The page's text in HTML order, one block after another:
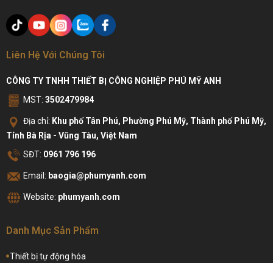
Liên Hệ Với Chúng Tôi
CÔNG TY TNHH THIẾT BỊ CÔNG NGHIỆP PHÚ MỸ ANH
MST: 3502479984
Địa chỉ: Khu phố Tân Phú, Phường Phú Mỹ, Thành phố Phú Mỹ,
Tỉnh Bà Rịa - Vũng Tàu, Việt Nam
SĐT: 0961 796 196
Email: baogia@phumyanh.com
Website: phumyanh.com
Danh Mục Sản Phẩm
Thiết bị tự động hóa